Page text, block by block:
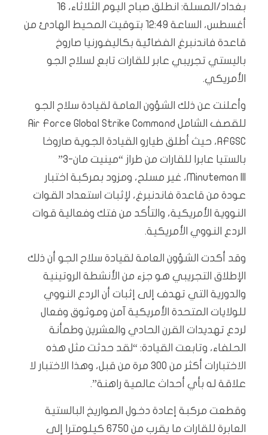
بغداد/المسلة: انطلق صباح اليوم الثلاثاء، 16
أغسطس، الساعة 12:49 بتوقيت المحيط الهادئ من
قاعدة فاندنبرغ الفضائية بكاليفورنيا صاروخ
باليستي تجريبي عابر للقارات تابع لسلاح الجو
الأمريكي.
وأعلنت عن ذلك الشؤون العامة لقيادة سلاح الجو
للقصف الشامل Air Force Global Strike Command
AFGSC، حيث أطلق طيارو القيادة الجوية صاروخا
بالستيا عابرا للقارات من طراز “مينيت مان-3”
Minuteman III، غير مسلح، ومزود بمركبة اختبار
عودة من قاعدة فاندنبرغ، لإثبات استعداد القوات
النووية الأمريكية، والتأكد من فتك وفعالية قوات
الردع النووي الأمريكية.
وقد أكدت الشؤون العامة لقيادة سلاح الجو أن ذلك
الإطلاق التجريبي هو جزء من الأنشطة الروتينية
والدورية التي تهدف إلى إثبات أن الردع النووي
للولايات المتحدة الأمريكية آمن وموثوق وفعال
لردع تهديدات القرن الحادي والعشرين وطمأنة
الحلفاء، وتابعت القيادة: “لقد حدثت مثل هذه
الاختبارات أكثر من 300 مرة من قبل، وهذا الاختبار لا
علاقة له بأي أحداث عالمية راهنة”.
وقطعت مركبة إعادة دخول الصواريخ البالستية
العابرة للقارات ما يقرب من 6750 كيلومترا إلى